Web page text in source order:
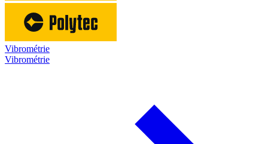
Vibrométrie
Vibrométrie